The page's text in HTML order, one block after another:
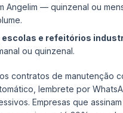
Angelim — quinzenal ou
e refeitórios
ou quinzenal.
contratos de manutenção
lembrete por
Empresas que